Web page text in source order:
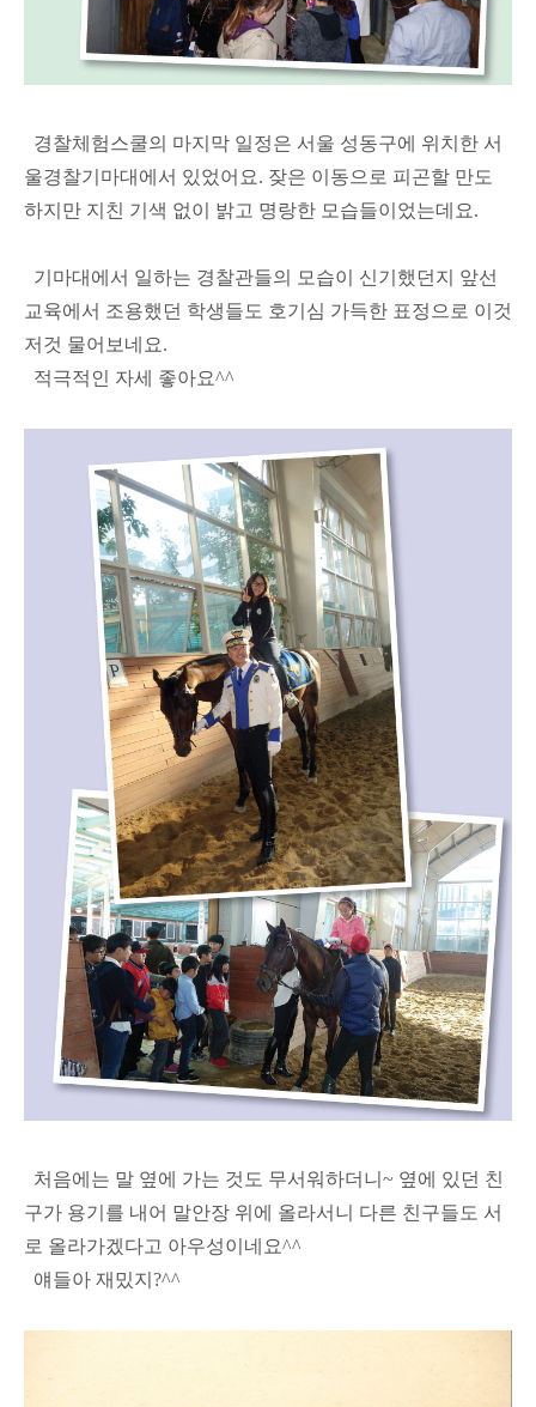
경찰체험스쿨의 마지막 일정은 서울 성동구에 위치한 서
울경찰기마대에서 있었어요. 잦은 이동으로 피곤할 만도
하지만 지친 기색 없이 밝고 명랑한 모습들이었는데요.
기마대에서 일하는 경찰관들의 모습이 신기했던지 앞선
교육에서 조용했던 학생들도 호기심 가득한 표정으로 이것
저것 물어보네요.
적극적인 자세 좋아요^^
처음에는 말 옆에 가는 것도 무서워하더니~ 옆에 있던 친
구가 용기를 내어 말안장 위에 올라서니 다른 친구들도 서
로 올라가겠다고 아우성이네요^^
얘들아 재밌지?^^